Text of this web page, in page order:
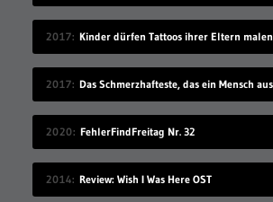
2017 Kinder dürfen Tattoos ihrer Eltern malen
2017
2020 FehlerFindFreitag Nr. 32
2014 Review: Wish I Was Here OST